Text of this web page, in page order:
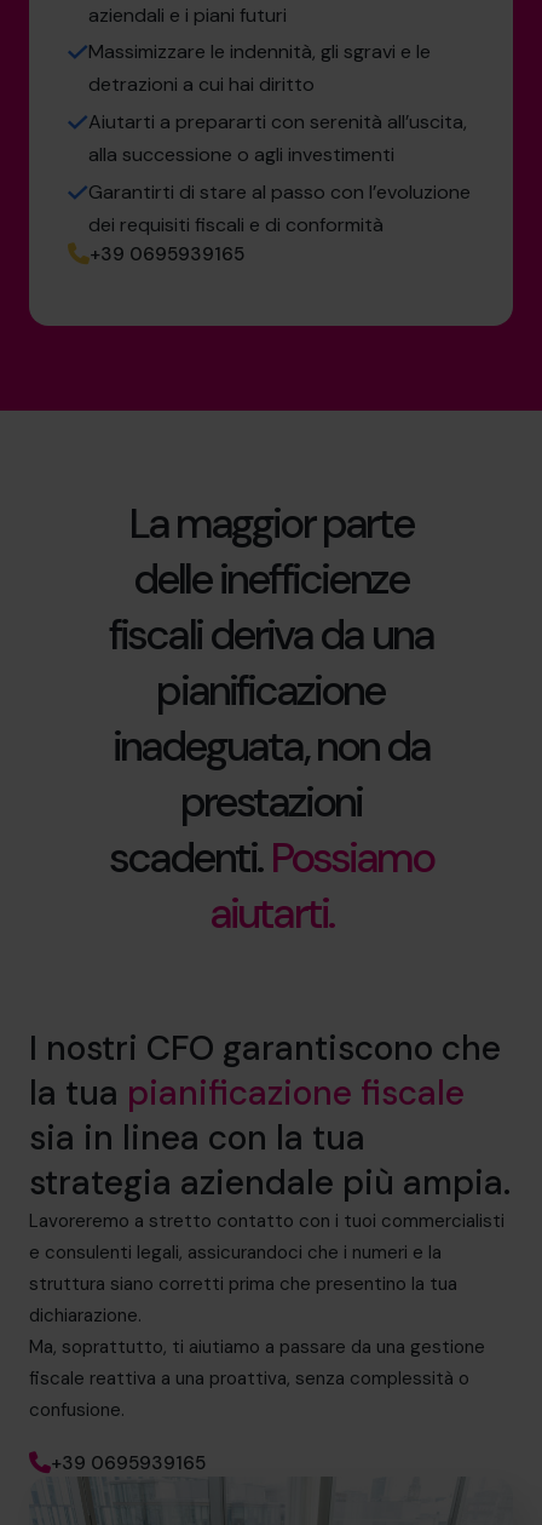
aziendali e i piani futuri
Massimizzare le indennità, gli sgravi e le
detrazioni a cui hai diritto
Aiutarti a prepararti con serenità all’uscita,
alla successione o agli investimenti
Garantirti di stare al passo con l’evoluzione
dei requisiti fiscali e di conformità
+39 0695939165
La maggior parte
delle inefficienze
fiscali deriva da una
pianificazione
inadeguata, non da
prestazioni
scadenti.Possiamo
aiutarti.
I nostri CFO garantiscono che
la tua pianificazione fiscale
sia in linea con la tua
strategia aziendale più ampia.
Lavoreremo a stretto contatto con i tuoi commercialisti
e consulenti legali, assicurandoci che i numeri e la
struttura siano corretti prima che presentino la tua
dichiarazione.
Ma, soprattutto, ti aiutiamo a passare da una gestione
fiscale reattiva a una proattiva, senza complessità o
confusione.
+39 0695939165